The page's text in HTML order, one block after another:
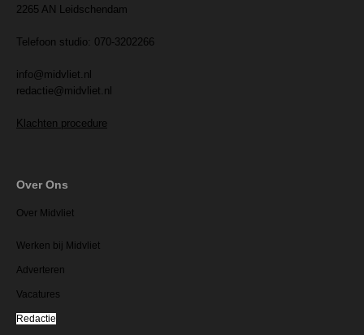
2265 AN Leidschendam
Telefoon studio: 070-3202266
info@midvliet.nl
redactie@midvliet.nl
Klachten procedure
Over Ons
Over Midvliet
Werken bij Midvliet
Adverteren
Vacatures
Redactie